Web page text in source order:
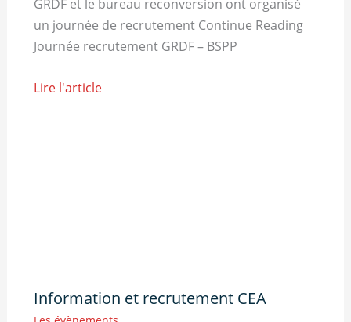
GRDF et le bureau reconversion ont organisé
un journée de recrutement Continue Reading
Journée recrutement GRDF – BSPP
Lire l'article
Information et recrutement CEA